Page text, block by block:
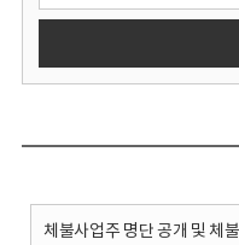
체불사업주 명단 공개 및 체